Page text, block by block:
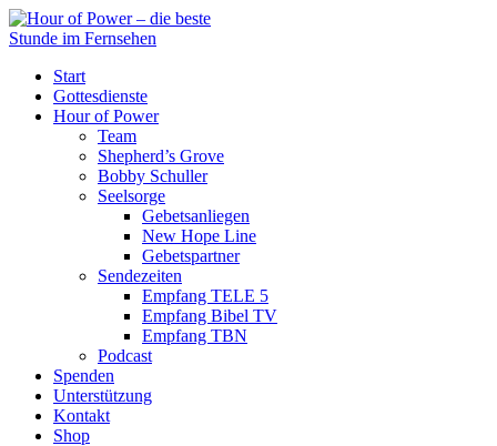
Start
Gottesdienste
Hour of Power
Team
Shepherd’s Grove
Bobby Schuller
Seelsorge
Gebetsanliegen
New Hope Line
Gebetspartner
Sendezeiten
Empfang TELE 5
Empfang Bibel TV
Empfang TBN
Podcast
Spenden
Unterstützung
Kontakt
Shop